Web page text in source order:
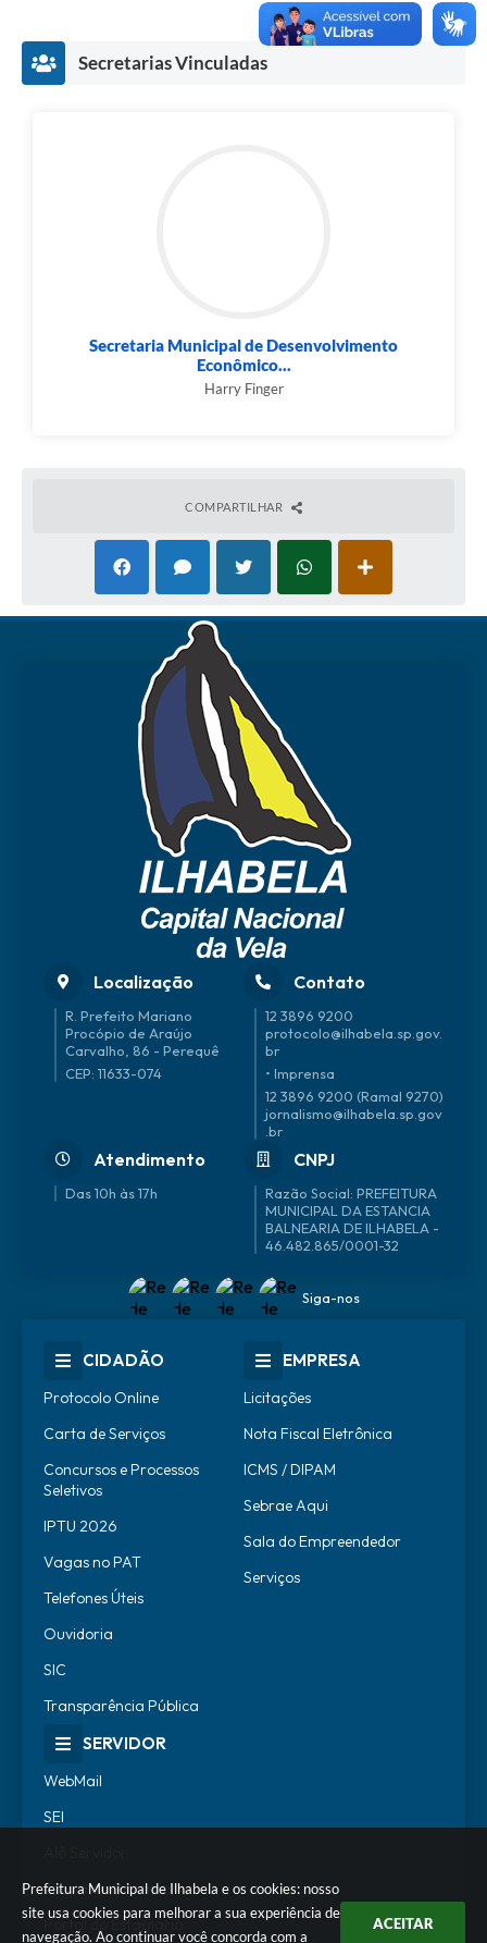
Prefeitura Municipal de Ilhabela e os cookies: nosso
site usa cookies para melhorar a sua experiência de
navegação. Ao continuar você concorda com a
ACEITAR
Secretarias Vinculadas
Secretaria Municipal de Desenvolvimento
Econômico...
Harry Finger
COMPARTILHAR
Localização
R. Prefeito Mariano
Procópio de Araújo
Carvalho, 86 - Perequê
CEP: 11633-074
Contato
12 3896 9200
protocolo@ilhabela.sp.gov.
br
• Imprensa
12 3896 9200 (Ramal 9270)
jornalismo@ilhabela.sp.gov
.br
Atendimento
Das 10h às 17h
CNPJ
46.482.865/0001-32
Siga-nos
CIDADÃO
Protocolo Online
Carta de Serviços
Concursos e Processos
Seletivos
IPTU 2026
Vagas no PAT
Telefones Úteis
Ouvidoria
SIC
Transparência Pública
EMPRESA
Licitações
Nota Fiscal Eletrônica
ICMS / DIPAM
Sebrae Aqui
Sala do Empreendedor
Serviços
SERVIDOR
WebMail
SEI
Escola de Governo
Portal do Estagiário